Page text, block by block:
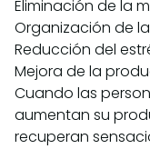
Eliminación de la
Organización de
Reducción del
Mejora de la
Cuando las
aumentan su
recuperan